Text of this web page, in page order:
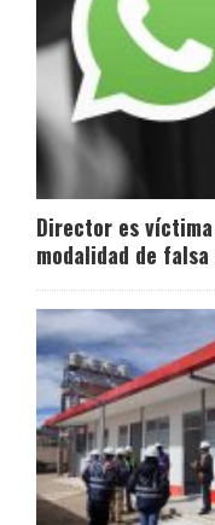
Director es
modalidad de